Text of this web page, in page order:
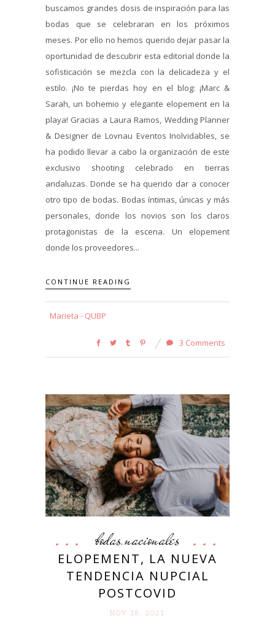
buscamos grandes dosis de inspiración para las
bodas que se celebraran en los próximos
meses. Por ello no hemos querido dejar pasar la
oportunidad de descubrir esta editorial donde la
sofisticación se mezcla con la delicadeza y el
estilo. ¡No te pierdas hoy en el blog: ¡Marc &
Sarah, un bohemio y elegante elopement en la
playa! Gracias a Laura Ramos, Wedding Planner
& Designer de Lovnau Eventos Inolvidables, se
ha podido llevar a cabo la organización de este
exclusivo shooting celebrado en tierras
andaluzas. Donde se ha querido dar a conocer
otro tipo de bodas. Bodas íntimas, únicas y más
personales, donde los novios son los claros
protagonistas de la escena. Un elopement
donde los proveedores...
CONTINUE READING
Marieta - QUBP
3 Comments
bodas,nacionales
ELOPEMENT, LA NUEVA
TENDENCIA NUPCIAL
POSTCOVID
NOV 18. 2021